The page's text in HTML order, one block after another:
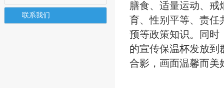
联系我们
膳食、适量运动、
育、性别平等、责任
预等政策知识。同时
的宣传保温杯发放到
合影，画面温馨而美